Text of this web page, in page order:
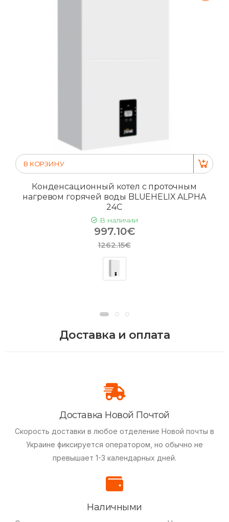
В КОРЗИНУ
Конденсационный котел с проточным
нагревом горячей воды BLUEHELIX ALPHA
24C
В наличии
997.10€
1262.15€
Доставка и оплата
Доставка Новой Почтой
Скорость доставки в любое отделение Новой почты в
Украине фиксируется оператором, но обычно не
превышает 1-3 календарных дней.
Наличными